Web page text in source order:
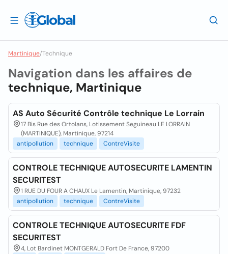
Martinique/Technique
Navigation dans les affaires de
technique, Martinique
AS Auto Sécurité Contrôle technique Le Lorrain
17 Bis Rue des Ortolans, Lotissement Seguineau LE LORRAIN
(MARTINIQUE), Martinique, 97214
antipollution
technique ContreVisite
CONTROLE TECHNIQUE AUTOSECURITE LAMENTIN
SECURITEST
1 RUE DU FOUR A CHAUX Le Lamentin, Martinique, 97232
antipollution
technique ContreVisite
CONTROLE TECHNIQUE AUTOSECURITE FDF
SECURITEST
4, Lot Bardinet MONTGERALD Fort De France, 97200